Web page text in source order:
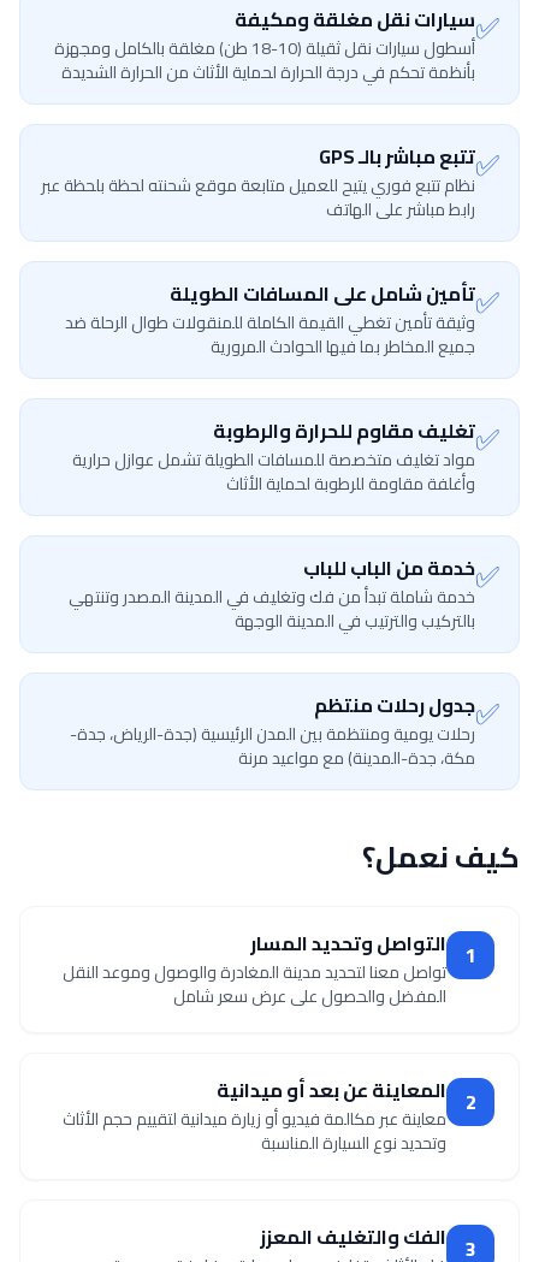
✅سيارات نقل مغلقة ومكيفة
أسطول سيارات نقل ثقيلة (10-18 طن) مغلقة بالكامل ومجهزة
بأنظمة تحكم في درجة الحرارة لحماية الأثاث من الحرارة الشديدة
✅تتبع مباشر بالـ GPS
نظام تتبع فوري يتيح للعميل متابعة موقع شحنته لحظة بلحظة عبر
رابط مباشر على الهاتف
✅تأمين شامل على المسافات الطويلة
وثيقة تأمين تغطي القيمة الكاملة للمنقولات طوال الرحلة ضد
جميع المخاطر بما فيها الحوادث المرورية
✅تغليف مقاوم للحرارة والرطوبة
مواد تغليف متخصصة للمسافات الطويلة تشمل عوازل حرارية
وأغلفة مقاومة للرطوبة لحماية الأثاث
✅خدمة من الباب للباب
خدمة شاملة تبدأ من فك وتغليف في المدينة المصدر وتنتهي
بالتركيب والترتيب في المدينة الوجهة
✅جدول رحلات منتظم
رحلات يومية ومنتظمة بين المدن الرئيسية (جدة-الرياض، جدة-
مكة، جدة-المدينة) مع مواعيد مرنة
كيف نعمل؟
1 التواصل وتحديد المسار
تواصل معنا لتحديد مدينة المغادرة والوصول وموعد النقل
المفضل والحصول على عرض سعر شامل
2 المعاينة عن بعد أو ميدانية
معاينة عبر مكالمة فيديو أو زيارة ميدانية لتقييم حجم الأثاث
وتحديد نوع السيارة المناسبة
3 الفك والتغليف المعزز